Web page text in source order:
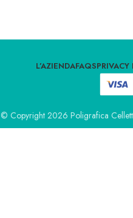
L’AZIENDAFAQSPRIVACY
© Copyright 2026 Poligrafica